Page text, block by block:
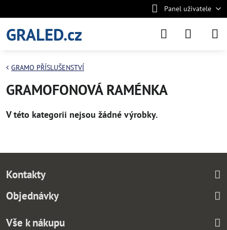
Panel uživatele
GRALED.cz
GRAMO PŘÍSLUŠENSTVÍ
GRAMOFONOVÁ RAMÉNKA
Kontakty
Objednávky
Vše k nákupu